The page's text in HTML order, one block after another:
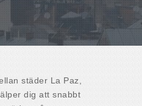
städer La Paz,
dig att snabbt